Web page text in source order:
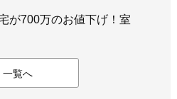
が700万のお値下げ！室
一覧へ